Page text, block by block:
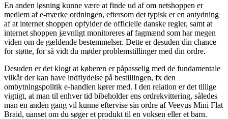
En anden løsning kunne være at finde ud af om netshoppen er
medlem af e-mærke ordningen, eftersom det typisk er en antydning
af at internet shoppen opfylder de officielle danske regler, samt at
internet shoppen jævnligt monitoreres af fagmænd som har megen
viden om de gældende bestemmelser. Dette er desuden din chance
for støtte, for så vidt du møder problemstillinger med din ordre.
Desuden er det klogt at køberen er påpasselig med de fundamentale
vilkår der kan have indflydelse på bestillingen, fx den
ombytningspolitik e-handlen kører med. I den relation er det tillige
vigtigt, at man til enhver tid bibeholder ens ordrekvittering, således
man en anden gang vil kunne eftervise sin ordre af Veevus Mini Flat
Braid, uanset om du søger et produkt til en voksen eller et barn.